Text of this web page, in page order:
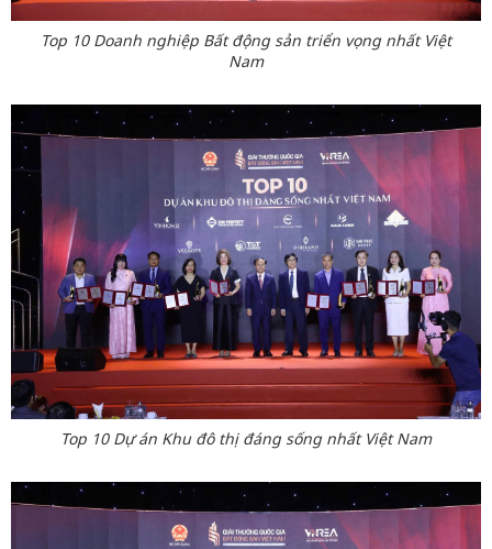
Top 10 Doanh nghiệp Bất động sản triển vọng nhất Việt
Nam
Top 10 Dự án Khu đô thị đáng sống nhất Việt Nam